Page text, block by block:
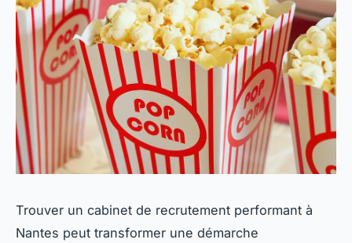
Trouver un cabinet de recrutement performant à
Nantes peut transformer une démarche